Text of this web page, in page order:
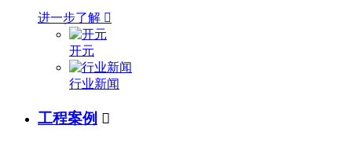
进一步了解 
开元
行业新闻
工程案例 